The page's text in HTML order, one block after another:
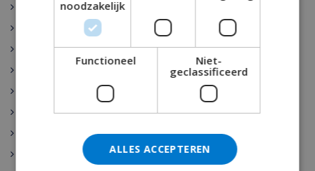
Sant Josep de sa Talaia
Vidreres
Santa Cristina de Aro
Pollensa
noodzakelijk
Functioneel
Niet-
geclassificeerd
ALLES ACCEPTEREN